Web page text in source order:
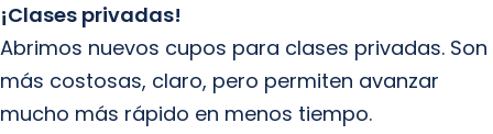
¡Clases privadas!
Abrimos nuevos cupos para clases privadas. Son
más costosas, claro, pero permiten avanzar
mucho más rápido en menos tiempo.